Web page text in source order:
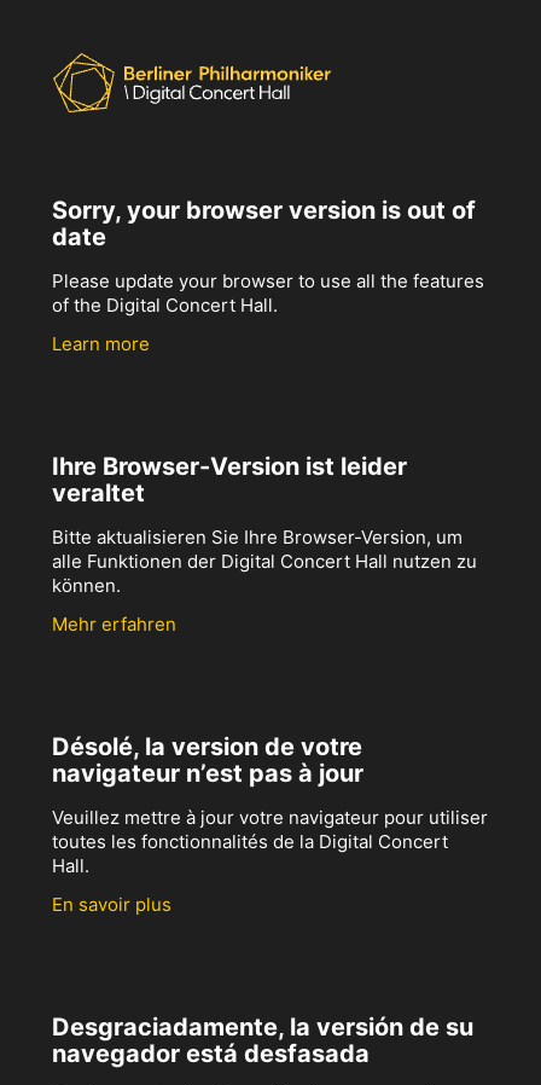
Sorry, your browser version is out of
date
Please update your browser to use all the features
of the Digital Concert Hall.
Learn more
Ihre Browser-Version ist leider
veraltet
Bitte aktualisieren Sie Ihre Browser-Version, um
alle Funktionen der Digital Concert Hall nutzen zu
können.
Mehr erfahren
Désolé, la version de votre
navigateur n’est pas à jour
Veuillez mettre à jour votre navigateur pour utiliser
toutes les fonctionnalités de la Digital Concert
Hall.
En savoir plus
Desgraciadamente, la versión de su
navegador está desfasada